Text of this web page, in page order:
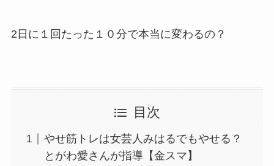
2日に１回たった１０分で本当に変わるの？
目次
やせ筋トレは女芸人みはるでもやせる？
とがわ愛さんが指導【金スマ】